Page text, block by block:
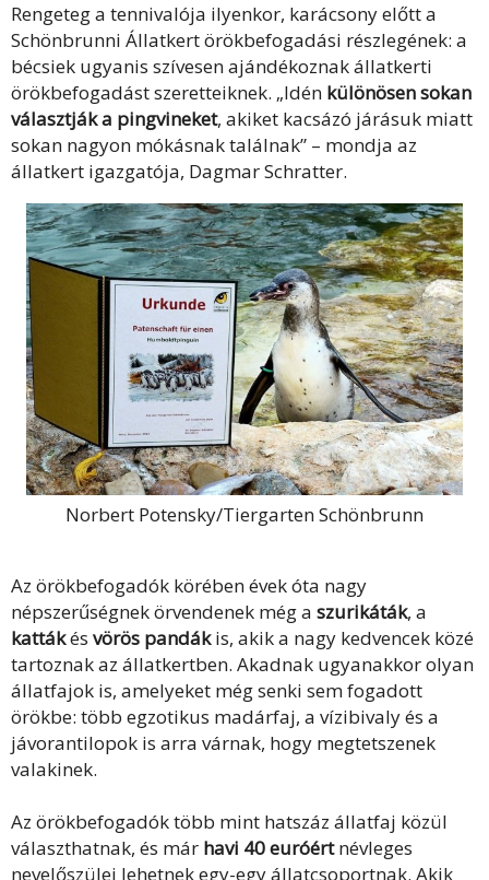
Rengeteg a tennivalója ilyenkor, karácsony előtt a
Schönbrunni Állatkert örökbefogadási részlegének: a
bécsiek ugyanis szívesen ajándékoznak állatkerti
örökbefogadást szeretteiknek. „Idén különösen sokan
választják a pingvineket, akiket kacsázó járásuk miatt
sokan nagyon mókásnak találnak” – mondja az
állatkert igazgatója, Dagmar Schratter.
Norbert Potensky/Tiergarten Schönbrunn
Az örökbefogadók körében évek óta nagy
népszerűségnek örvendenek még a szurikáták, a
kattákés vörös pandákis, akik a nagy kedvencek közé
tartoznak az állatkertben. Akadnak ugyanakkor olyan
állatfajok is, amelyeket még senki sem fogadott
örökbe: több egzotikus madárfaj, a vízibivaly és a
jávorantilopok is arra várnak, hogy megtetszenek
valakinek.
Az örökbefogadók több mint hatszáz állatfaj közül
választhatnak, és már havi 40 euróértnévleges
nevelőszülei lehetnek egy-egy állatcsoportnak. Akik